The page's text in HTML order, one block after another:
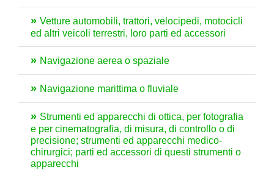
Vetture automobili, trattori, velocipedi, motocicli
ed altri veicoli terrestri, loro parti ed accessori
Navigazione aerea o spaziale
Navigazione marittima o fluviale
Strumenti ed apparecchi di ottica, per fotografia
e per cinematografia, di misura, di controllo o di
precisione; strumenti ed apparecchi medico-
chirurgici; parti ed accessori di questi strumenti o
apparecchi